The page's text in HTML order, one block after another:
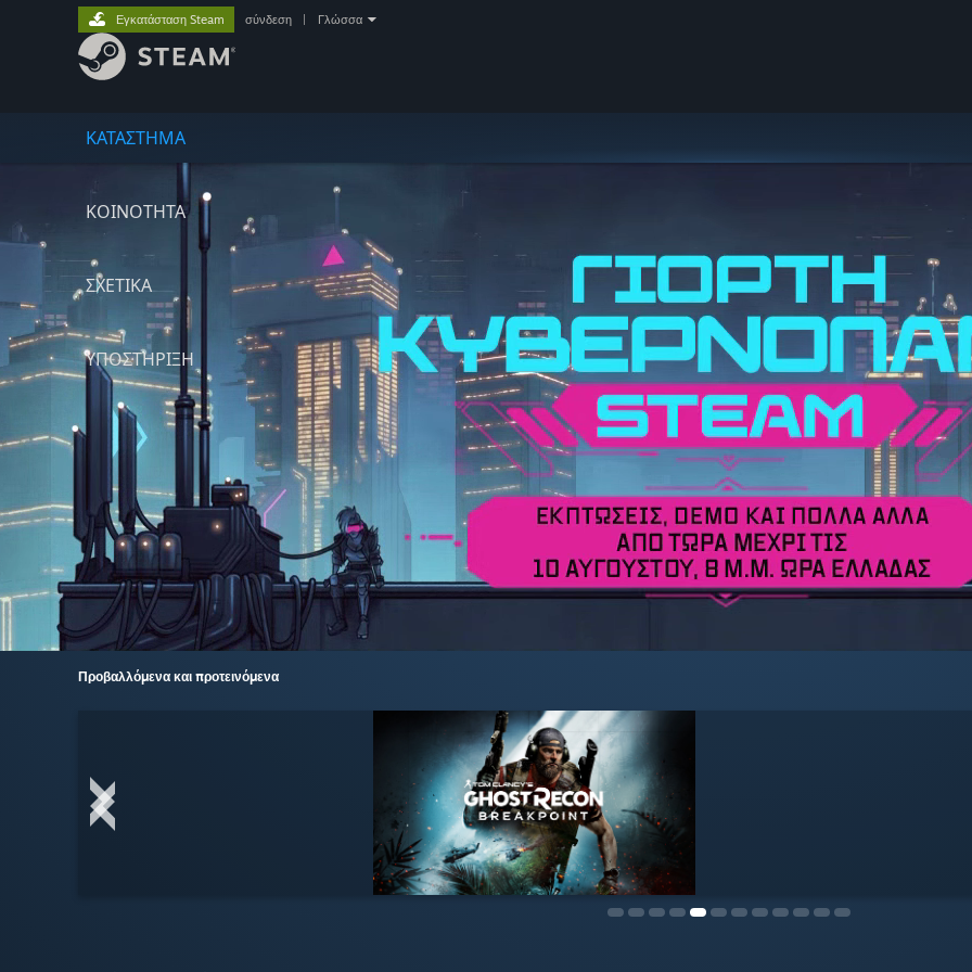
ΚΑΤΑΣΤΗΜΑ
ΚΟΙΝΟΤΗΤΑ
ΣΧΕΤΙΚΆ
ΥΠΟΣΤΗΡΙΞΗ
Εγκατάσταση Steam σύνδεση Γλώσσα
Προβαλλόμενα και προτεινόμενα